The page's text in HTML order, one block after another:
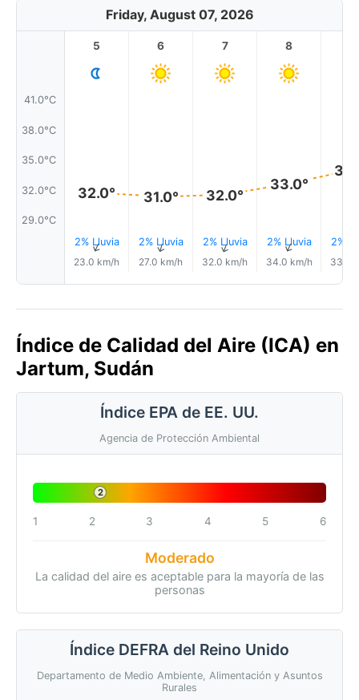
Friday, August 07, 2026
41.0°C
38.0°C
35.0°C
32.0°C
29.0°C
5
32.0°
2% Lluvia
↑
23.0 km/h
6
31.0°
2% Lluvia
↑
27.0 km/h
7
32.0°
2% Lluvia
↑
32.0 km/h
8
33.0°
2% Lluvia
↑
34.0 km/h
2%
33.0
Índice de Calidad del Aire (ICA) en
Jartum, Sudán
Índice EPA de EE. UU.
Agencia de Protección Ambiental
2
1 2 3 4 5 6
Moderado
La calidad del aire es aceptable para la mayoría de las
personas
Índice DEFRA del Reino Unido
Departamento de Medio Ambiente, Alimentación y Asuntos
Rurales